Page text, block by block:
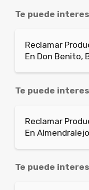
Te puede
Reclamar
En Don Benito,
Te puede
Reclamar
En
Te puede